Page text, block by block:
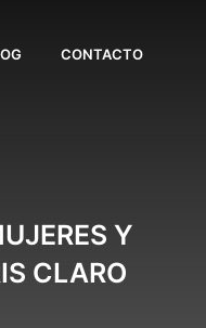
CONTACTO
Y
CLARO